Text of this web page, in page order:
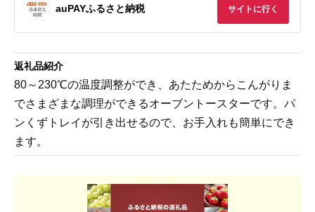
auPAYふるさと納税 サイトに行く
返礼品紹介
80～230℃の温度調整ができ、あたためからこんがりま
でさまざまな調理ができるオーブントースターです。パ
ンくずトレイが引き出せるので、お手入れも簡単にでき
ます。